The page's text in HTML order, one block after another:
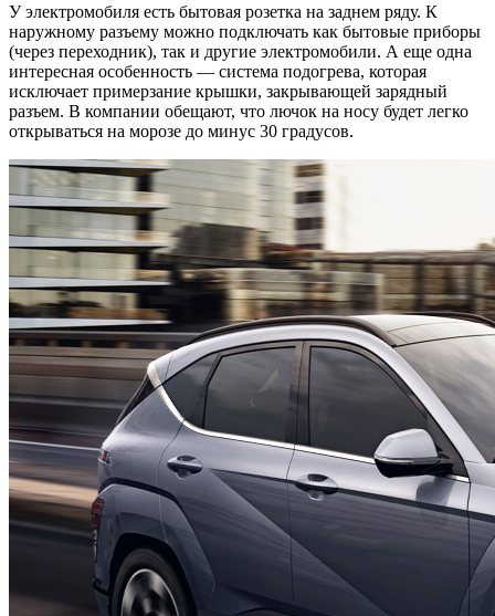
У электромобиля есть бытовая розетка на заднем ряду. К
наружному разъему можно подключать как бытовые приборы
(через переходник), так и другие электромобили. А еще одна
интересная особенность — система подогрева, которая
исключает примерзание крышки, закрывающей зарядный
разъем. В компании обещают, что лючок на носу будет легко
открываться на морозе до минус 30 градусов.